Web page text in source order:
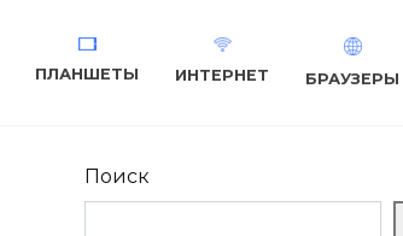
ПЛАНШЕТЫ ИНТЕРНЕТ БРАУЗЕРЫ
Поиск